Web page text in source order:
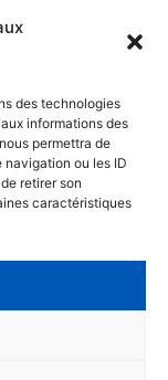
des technologies
informations des
permettra de
ou les ID
retirer son
caractéristiques